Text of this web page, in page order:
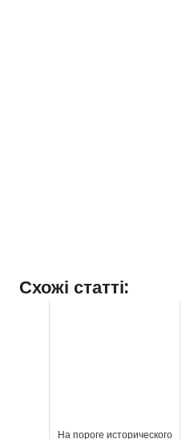
Схожі статті:
На пороге исторического